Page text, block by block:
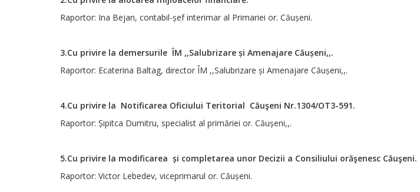
Raportor: Ina Bejan, contabil-șef interimar al Primariei or. Căușeni.
3.Cu privire la demersurile ÎM ,,Salubrizare și Amenajare Căușeni,,.
Raportor: Ecaterina Baltag, director ÎM ,,Salubrizare și Amenajare Căușeni,,.
4.Cu privire la Notificarea Oficiului Teritorial Căuşeni Nr.1304/OT3-591.
Raportor: Șipitca Dumitru, specialist al primăriei or. Căușeni,,.
5.Cu privire la modificarea și completarea unor Decizii a Consiliului orăşenesc Căuşeni.
Raportor: Victor Lebedev, viceprimarul or. Căușeni.